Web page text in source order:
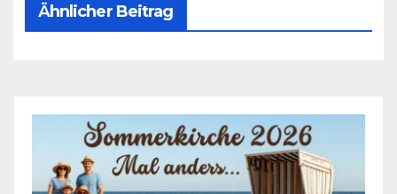
Ähnlicher Beitrag